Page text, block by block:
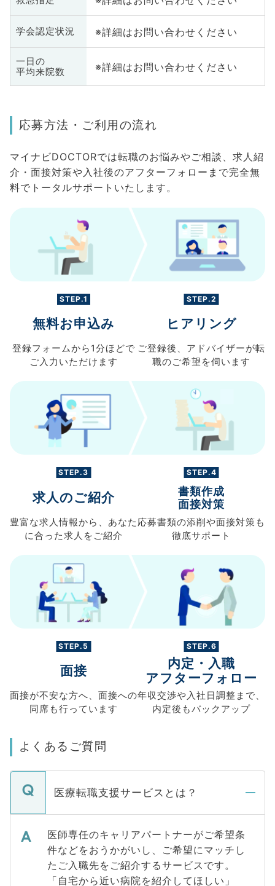
学会認定状況 ※詳細はお問い合わせください
一日の
平均来院数
※詳細はお問い合わせください
応募方法・ご利用の流れ
マイナビDOCTORでは転職のお悩みやご相談、求人紹
介・面接対策や入社後のアフターフォローまで完全無
料でトータルサポートいたします。
STEP.1
無料お申込み
登録フォームから 1分ほどで
ご入力 いただけます
STEP.2
ヒアリング
ご登録後、 アドバイザーが転
職のご希望を伺います
STEP.3
求人のご紹介
豊富な求人情報から、 あなた
に合った求人を ご紹介
STEP.4
書類作成
面接対策
応募書類の添削や面接対策も
徹底サポート
STEP.5
面接
面接が不安な方へ、 面接への
同席も行っています
STEP.6
内定・入職
アフターフォロー
年収交渉や入社日調整まで、
内定後もバックアップ
よくあるご質問
医療転職支援サービスとは？
医師専任のキャリアパートナーがご希望条
件などをおうかがいし、ご希望にマッチし
たご入職先をご紹介するサービスです。
「自宅から近い病院を紹介してほしい」